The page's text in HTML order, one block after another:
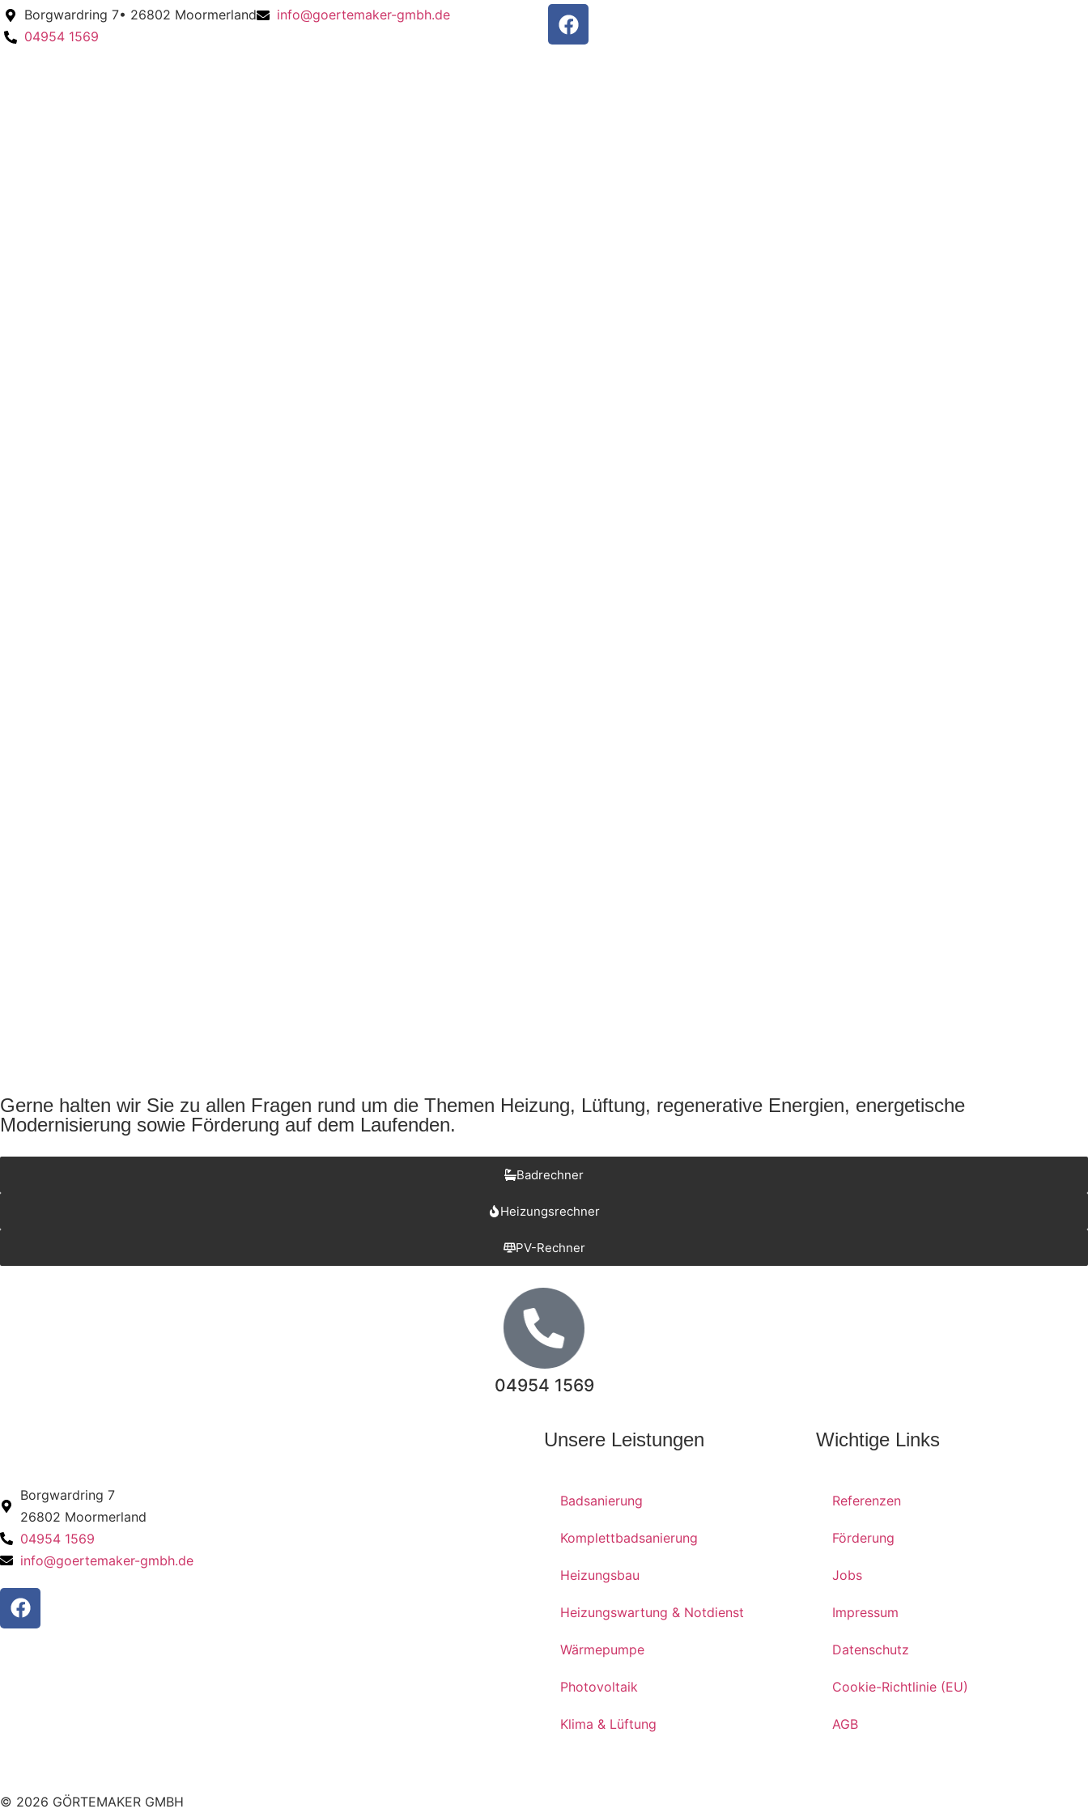
Borgwardring 7• 26802 Moormerland
info@goertemaker-gmbh.de
04954 1569
Gerne halten wir Sie zu allen Fragen rund um die Themen Heizung, Lüftung, regenerative Energien, energetische
Modernisierung sowie Förderung auf dem Laufenden.
Badrechner
Heizungsrechner
PV-Rechner
04954 1569
Borgwardring 7
26802 Moormerland
04954 1569
info@goertemaker-gmbh.de
Unsere Leistungen
Badsanierung
Komplettbadsanierung
Heizungsbau
Heizungswartung & Notdienst
Wärmepumpe
Photovoltaik
Klima & Lüftung
Wichtige Links
Referenzen
Förderung
Jobs
Impressum
Datenschutz
Cookie-Richtlinie (EU)
AGB
© 2026 GÖRTEMAKER GMBH